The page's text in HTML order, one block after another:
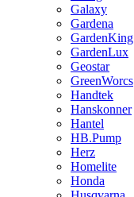
Galaxy
Gardena
GardenKing
GardenLux
Geostar
GreenWorcs
Handtek
Hanskonner
Hantel
HB.Pump
Herz
Homelite
Honda